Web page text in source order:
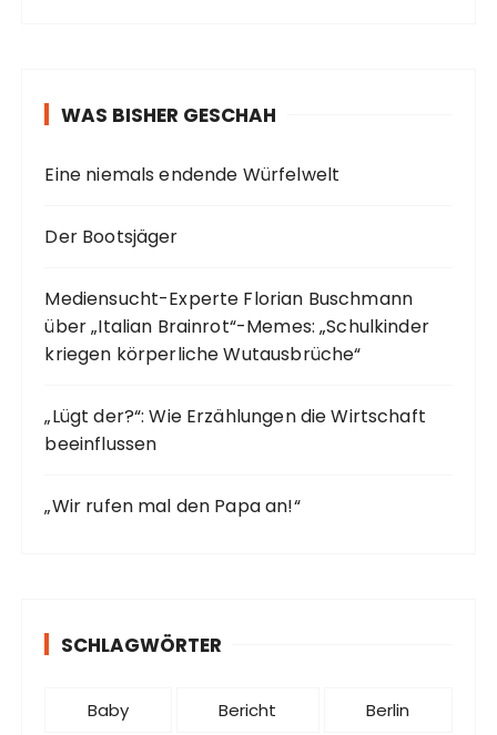
WAS BISHER GESCHAH
Eine niemals endende Würfelwelt
Der Bootsjäger
Mediensucht-Experte Florian Buschmann
über „Italian Brainrot“-Memes: „Schulkinder
kriegen körperliche Wutausbrüche“
„Lügt der?“: Wie Erzählungen die Wirtschaft
beeinflussen
„Wir rufen mal den Papa an!“
SCHLAGWÖRTER
Baby Bericht Berlin